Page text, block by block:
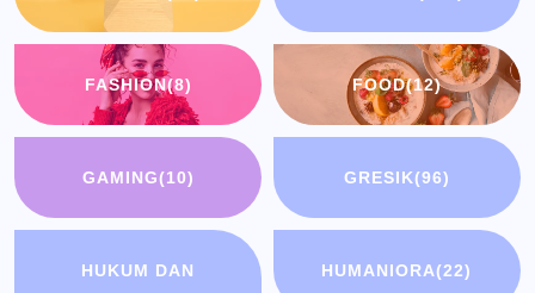
FASHION(8) FOOD(12)
GAMING(10) GRESIK(96)
HUKUM DAN
HUMANIORA(22)